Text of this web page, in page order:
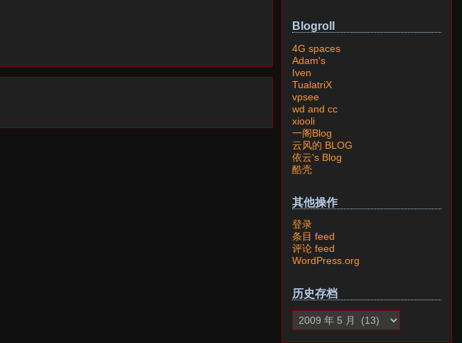
Blogroll
4G spaces
Adam's
Iven
TualatriX
vpsee
wd and cc
xiooli
一阁Blog
云风的 BLOG
依云's Blog
酷壳
其他操作
登录
条目 feed
评论 feed
WordPress.org
历史存档